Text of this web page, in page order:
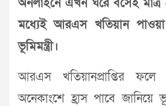
অনলাইনে এখন ঘরে বসেই মাত্র
মধ্যেই আরএস খতিয়ান
ভূমিমন্ত্রী।
আরএস খতিয়ানপ্রাপ্তির ফলে
অনেকাংশে হ্রাস পাবে জানিয়ে